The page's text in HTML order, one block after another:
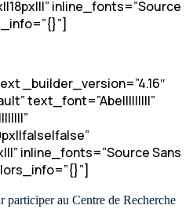
inline_fonts=”Source
_builder_version=”4.16″
text_font=”Abel||||||||”
inline_fonts=”Source Sans
participer au Centre de Recherche